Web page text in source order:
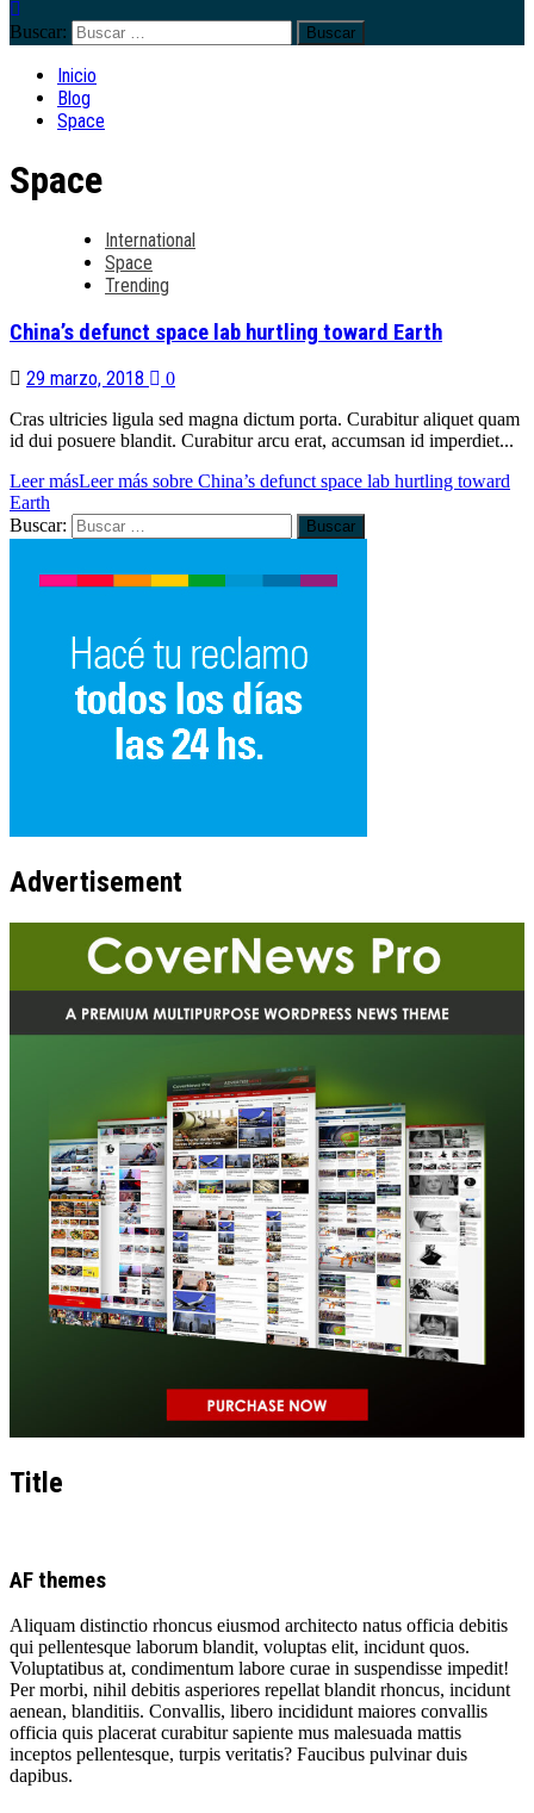
Buscar:
Inicio
Blog
Space
Space
International
Space
Trending
China’s defunct space lab hurtling toward Earth
29 marzo, 2018
0
Cras ultricies ligula sed magna dictum porta. Curabitur aliquet quam
id dui posuere blandit. Curabitur arcu erat, accumsan id imperdiet...
Leer másLeer más sobre China’s defunct space lab hurtling toward
Earth
Buscar:
Advertisement
Title
AF themes
Aliquam distinctio rhoncus eiusmod architecto natus officia debitis
qui pellentesque laborum blandit, voluptas elit, incidunt quos.
Voluptatibus at, condimentum labore curae in suspendisse impedit!
Per morbi, nihil debitis asperiores repellat blandit rhoncus, incidunt
aenean, blanditiis. Convallis, libero incididunt maiores convallis
officia quis placerat curabitur sapiente mus malesuada mattis
inceptos pellentesque, turpis veritatis? Faucibus pulvinar duis
dapibus.